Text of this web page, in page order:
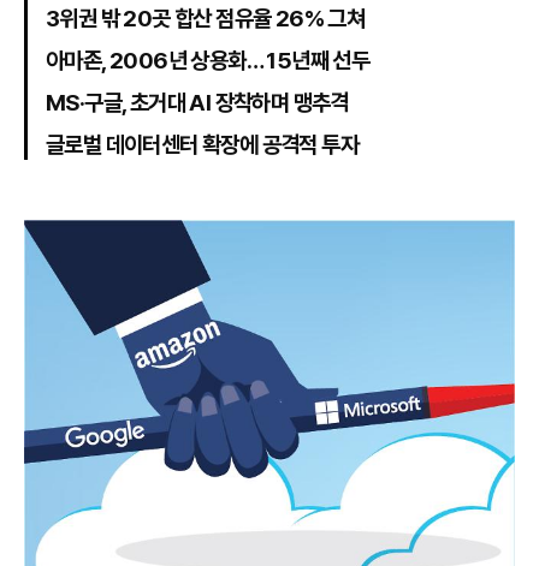
3위권 밖 20곳 합산 점유율 26% 그쳐
아마존, 2006년 상용화… 15년째 선두
MS·구글, 초거대 AI 장착하며 맹추격
글로벌 데이터센터 확장에 공격적 투자